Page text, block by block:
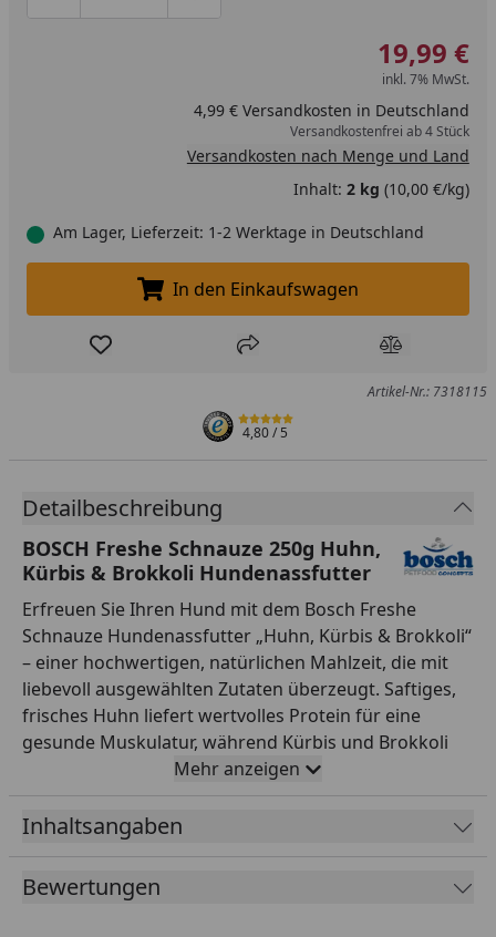
19,99 €
inkl. 7% MwSt.
4,99 € Versandkosten in Deutschland
Versandkostenfrei ab 4 Stück
Versandkosten nach Menge und Land
Inhalt: 2 kg (10,00 €/kg)
Am Lager, Lieferzeit: 1-2 Werktage in Deutschland
In den Einkaufswagen legen
In den Einkaufswagen
Produkt zur Wunschliste hinzufügen
Teilen Produkt
Artikel-Nr.: 7318115
4,80/ 5
Detailbeschreibung
BOSCH Freshe Schnauze 250g Huhn,
Kürbis & Brokkoli Hundenassfutter
Erfreuen Sie Ihren Hund mit dem Bosch Freshe
Schnauze Hundenassfutter „Huhn, Kürbis & Brokkoli“
– einer hochwertigen, natürlichen Mahlzeit, die mit
liebevoll ausgewählten Zutaten überzeugt. Saftiges,
frisches Huhn liefert wertvolles Protein für eine
gesunde Muskulatur, während Kürbis und Brokkoli
Ihrem Vierbeiner wichtige Vitamine sowie
Ballaststoffe bieten, die das Wohlbefinden
unterstützen. Das schonende Dampfgarverfahren
Geschmack, sondern auch die wichtigen Nährstoffe.
Ob für sensible Hunde oder wählerische Genießer –
Mehr anzeigen
Inhaltsangaben
Bewertungen